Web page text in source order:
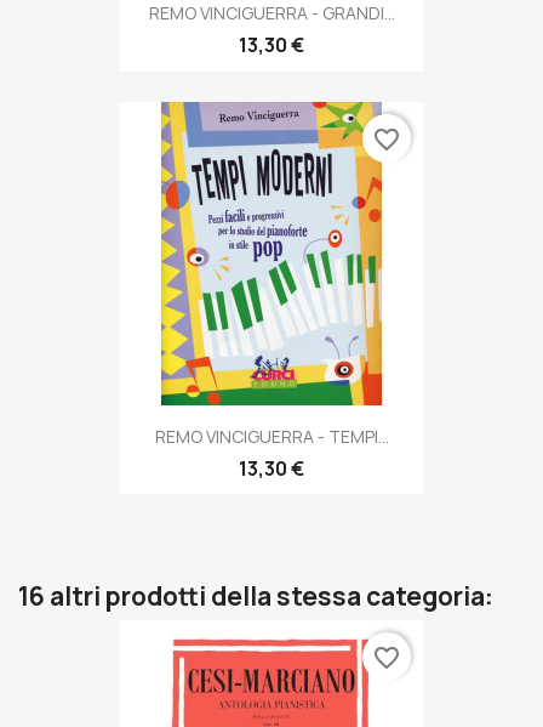
REMO VINCIGUERRA - GRANDI...
13,30 €
REMO VINCIGUERRA - TEMPI...
13,30 €
favorite_border
16 altri prodotti della stessa categoria:
favorite_border